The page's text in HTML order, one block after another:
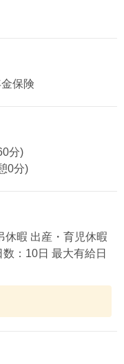
保険
分)
0分)
休暇 出産・育児休暇
：10日 最大有給日